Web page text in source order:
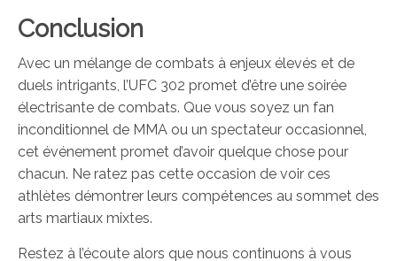
Conclusion
Avec un mélange de combats à enjeux élevés et de
duels intrigants, l’UFC 302 promet d’être une soirée
électrisante de combats. Que vous soyez un fan
inconditionnel de MMA ou un spectateur occasionnel,
cet événement promet d’avoir quelque chose pour
chacun. Ne ratez pas cette occasion de voir ces
athlètes démontrer leurs compétences au sommet des
arts martiaux mixtes.
Restez à l’écoute alors que nous continuons à vous